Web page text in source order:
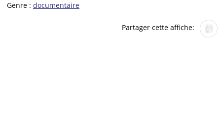
Genre : documentaire
Partager cette affiche: